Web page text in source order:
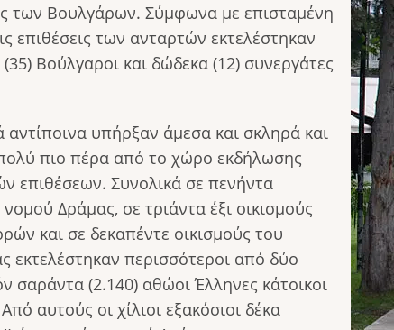
των Βουλγάρων. Σύμφωνα με επισταμένη
επιθέσεις των ανταρτών εκτελέστηκαν
Βούλγαροι και δώδεκα (12) συνεργάτες
αντίποινα υπήρξαν άμεσα και σκληρά και
πιο πέρα από το χώρο εκδήλωσης
επιθέσεων. Συνολικά σε πενήντα
Δράμας, σε τριάντα έξι οικισμούς
και σε δεκαπέντε οικισμούς του
εκτελέστηκαν περισσότεροι από δύο
σαράντα (2.140) αθώοι Έλληνες κάτοικοι
αυτούς οι χίλιοι εξακόσιοι δέκα